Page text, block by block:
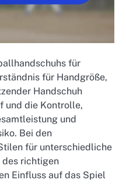
für
für Handgröße,
Handschuh
und die Kontrolle,
und
Bei den
für unterschiedliche
des richtigen
Einfluss auf das Spiel